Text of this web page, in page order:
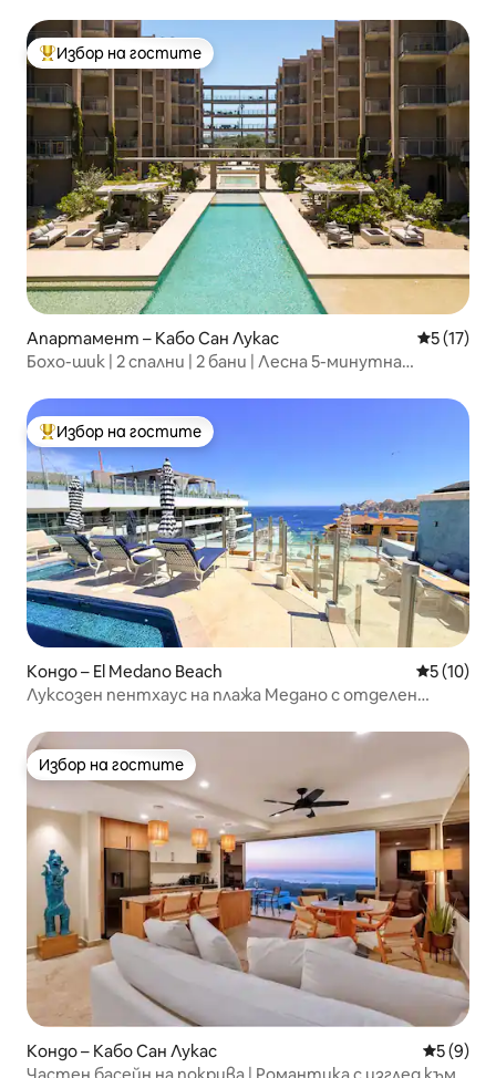
Най-популярен избор на гостите
Избор на гостите
Апартамент – Кабо Сан Лукас Средна
5 (17)
Бохо-шик | 2 спални | 2 бани | Лесна 5-минутна
Най-популярен избор на гостите
Избор на гостите
Кондо – El Medano Beach Средна
5 (10)
Луксозен пентхаус на плажа Медано с отделен
Избор на гостите
Избор на гостите
Кондо – Кабо Сан Лукас Средна
5 (9)